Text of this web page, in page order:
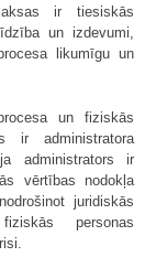
ir tiesiskās
un izdevumi,
likumīgu un
un fiziskās
ir administratora
administrators ir
vērtības nodokļa
juridiskās
personas